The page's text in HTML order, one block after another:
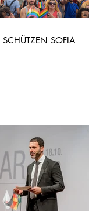
SCHÜTZEN SOFIA